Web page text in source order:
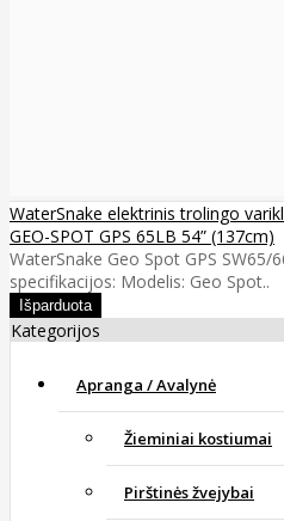
WaterSnake elektrinis trolingo
GEO-SPOT GPS 65LB 54” (137cm)
WaterSnake Geo Spot GPS
specifikacijos: Modelis: Geo Spot..
Kategorijos
Apranga / Avalynė
Žieminiai kostiumai
Pirštinės žvejybai